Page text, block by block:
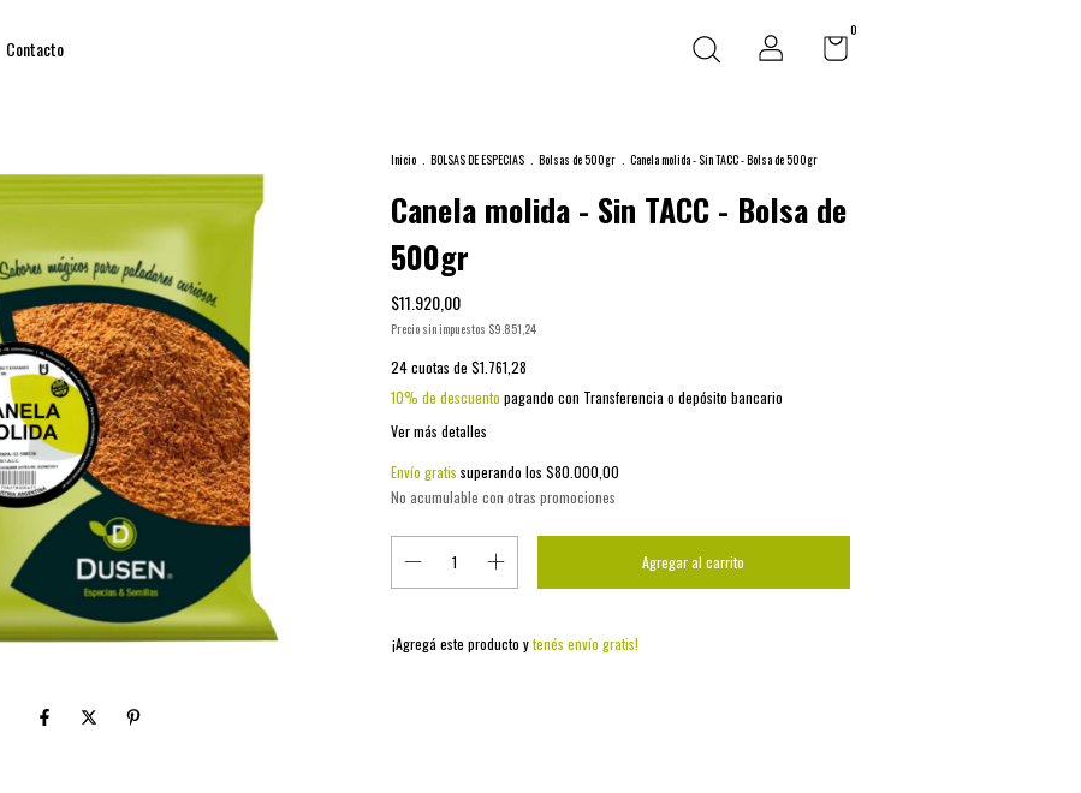
Contacto
0
Inicio . BOLSAS DE ESPECIAS . Bolsas de 500gr . Canela molida - Sin TACC - Bolsa de 500gr
Canela molida - Sin TACC - Bolsa de
500gr
$11.920,00
Precio sin impuestos $9.851,24
24 cuotas de $1.761,28
10% de descuento pagando con Transferencia o depósito bancario
Ver más detalles
Envío gratis superando los $80.000,00
No acumulable con otras promociones
¡Agregá este producto ytenés envío gratis!